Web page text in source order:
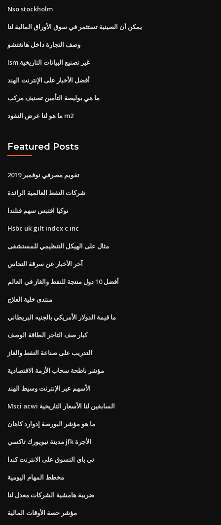
Nso stockholm
يمكن أن الصينية تستثمر في سوق الأوراق المالية لنا
وصف التجارة داخل هانغتشو
Ism غير تصنيع البيانات التاريخية
أفضل الأخبار على الإنترنت الهند
ما هي بوليصة التأمين تصنيف مركب
ما هو لنا عرض النقود m2
Featured Posts
تقويم مصرفي نوفمبر 2019
شركات النفط العالمية الرائدة
نوكيا اقتبس سهم فنلندا
Hsbc uk gilt index c inc
مثال على الهيكل التنظيمي للمستشفى
آخر الأخبار عن سرقة النحاس
أفضل 10 دول منتجة للنفط والغاز في العالم
منتدى خلية العلاج
ما قيمة الدولار الأمريكي بالجنيه البريطاني
كبار صف التاجر الطاقة الوصف
التدريب على صناعة النفط والغاز
مؤشر ناطحة سحاب الأزمة الاقتصادية
الأسهم عبر الإنترنت وسيط الهند
Msci acwi السابقين لنا الأسعار التاريخية
ما هو مؤشر البورصة إدوارد كاهان
مدينة نيويورك تاكسي jfk الأجرة
ئي باي التسوق على الانترنت كندا
مخطط المهام اليومية
ضريبة هامشية الشركات معدل لنا
مؤشر حصة الأوقات المالية